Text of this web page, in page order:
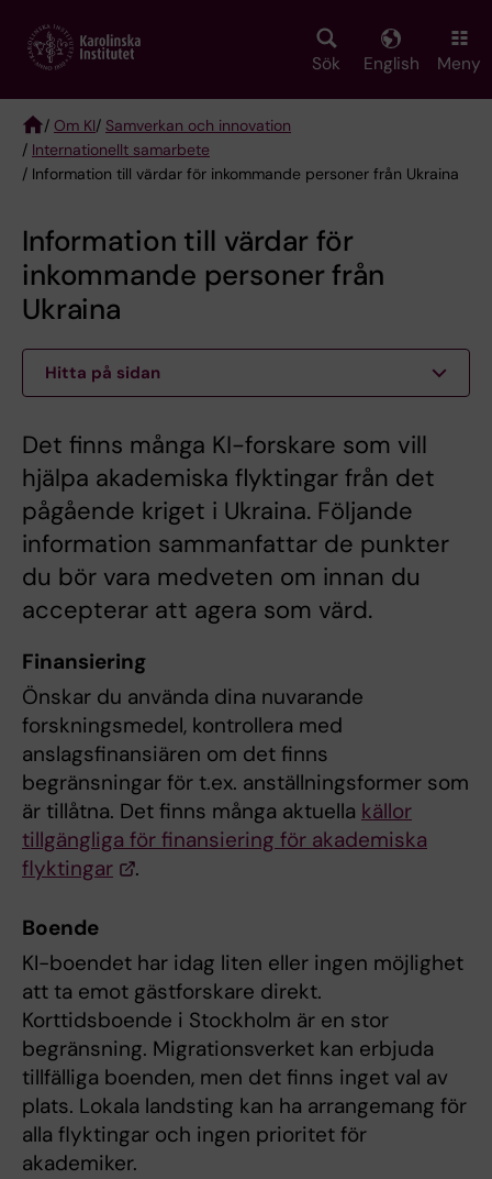
main
Sök English Meny
Breadcrumb
/ Om KI/ Samverkan och innovation
/ Internationellt samarbete
/ Information till värdar för inkommande personer från Ukraina
Information till värdar för
inkommande personer från
Ukraina
Hitta på sidan
Det finns många KI-forskare som vill
hjälpa akademiska flyktingar från det
pågående kriget i Ukraina. Följande
information sammanfattar de punkter
du bör vara medveten om innan du
accepterar att agera som värd.
Finansiering
Önskar du använda dina nuvarande
forskningsmedel, kontrollera med
anslagsfinansiären om det finns
begränsningar för t.ex. anställningsformer som
är tillåtna. Det finns många aktuella källor
tillgängliga för finansiering för akademiska
flyktingar
.
Boende
KI-boendet har idag liten eller ingen möjlighet
att ta emot gästforskare direkt.
Korttidsboende i Stockholm är en stor
begränsning. Migrationsverket kan erbjuda
tillfälliga boenden, men det finns inget val av
plats. Lokala landsting kan ha arrangemang för
alla flyktingar och ingen prioritet för
akademiker.